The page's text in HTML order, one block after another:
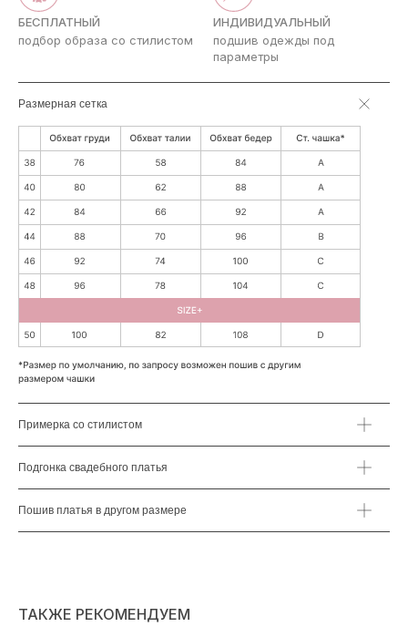
БЕСПЛАТНЫЙ
подбор образа со стилистом
ИНДИВИДУАЛЬНЫЙ
подшив одежды под
параметры
Размерная сетка
Примерка со стилистом
Подгонка свадебного платья
Пошив платья в другом размере
ТАКЖЕ РЕКОМЕНДУЕМ